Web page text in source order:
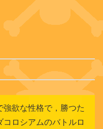
欲な性格で，勝つた
ロシアムのバトルロ